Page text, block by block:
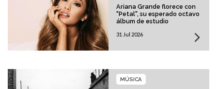
Ariana Grande florece con
"Petal", su esperado octavo
álbum de estudio
31 Jul 2026
MÚSICA